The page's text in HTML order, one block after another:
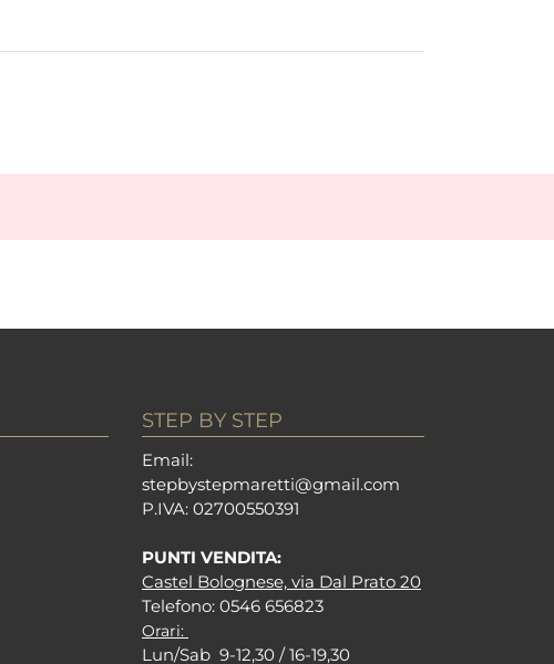
STEP BY STEP
Email:
stepbystepmaretti@gmail.com
P.IVA: 02700550391
PUNTI VENDITA:
Castel Bolognese, via Dal Prato 20
Telefono: 0546 656823
Orari:
Lun/Sab 9-12,30 / 16-19,30